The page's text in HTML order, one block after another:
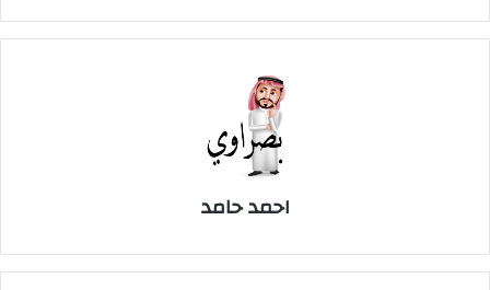
احمد حامد